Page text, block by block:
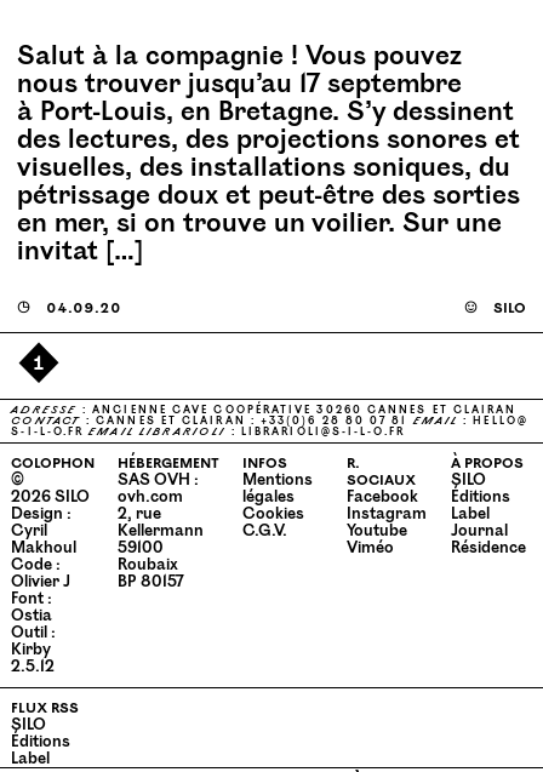
Salut à la compagnie ! Vous pouvez
nous trouver jusqu’au 17 septembre
à Port-Louis, en Bretagne. S’y dessinent
des lectures, des projections sonores et
visuelles, des installations soniques, du
pétrissage doux et peut-être des sorties
en mer, si on trouve un voilier. Sur une
invitat […]
◶ 04.09.20 ☺ silo
1
ADRESSE : ANCIENNE CAVE COOPÉRATIVE 30260 CANNES ET CLAIRAN
CONTACT : CANNES ET CLAIRAN : +33(0)6 28 80 07 81EMAIL :HELLO@​
S-​I-​L-​O.​FR EMAIL LIBRARIOLI : LIBRARIOLI@​S-​I-​L-​O.​FR
colophon
©
2026SILO
Design :
Cyril
Makhoul
Code :
Olivier J
Font :
Ostia
Outil :
Kirby
2.5.12
hébergement
SAS OVH :
ovh.com
2, rue
Kellermann
59100
Roubaix
BP 80157
infos
Mentions
légales
Cookies
C.G.V.
r.
sociaux
Facebook
Instagram
Youtube
Viméo
à propos
SILO
Éditions
Label
Journal
Résidence
flux rss
SILO
Éditions
Label